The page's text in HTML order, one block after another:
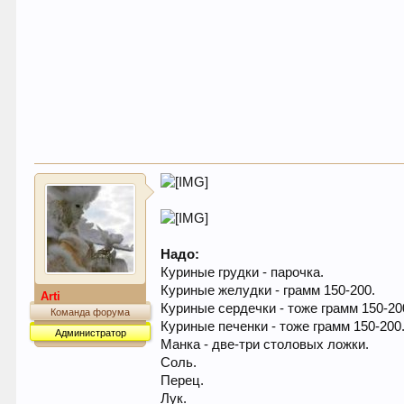
Arti
Команда форума
Администратор
Надо:
Куриные грудки - парочка.
Куриные желудки - грамм 150-200.
Куриные сердечки - тоже грамм 150-
Куриные печенки - тоже грамм 150-
Манка - две-три столовых ложки.
Соль.
Перец.
Лук.